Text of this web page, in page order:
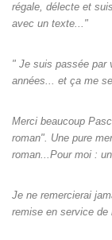
régale, délecte et
avec un texte..."
" Je suis passée par
années... et ça me
Merci beaucoup
roman". Une pure
roman...Pour moi :
Je ne remercierai
remise en service